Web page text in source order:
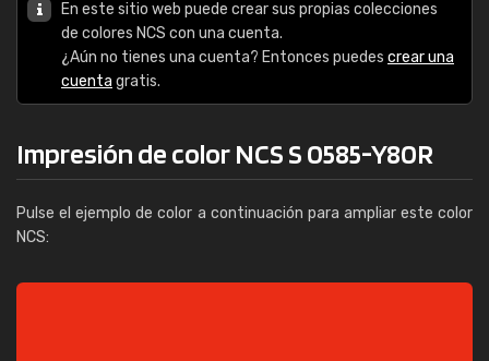
En este sitio web puede crear sus propias colecciones
de colores NCS con una cuenta.
¿Aún no tienes una cuenta? Entonces puedes crear una
cuenta gratis.
Impresión de color NCS S 0585-Y80R
Pulse el ejemplo de color a continuación para ampliar este color
NCS: